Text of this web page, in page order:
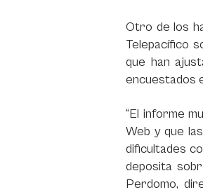
Otro de los
Telepacífico
que han
encuestados
“El informe
Web y que
dificultades
deposita
Perdomo,